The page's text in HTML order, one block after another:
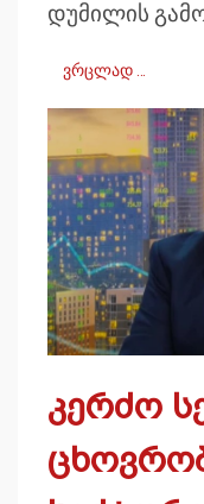
დუმილის
ვრცლად …
კერძო